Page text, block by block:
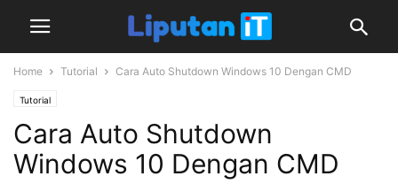
Home Tutorial Cara Auto Shutdown Windows 10 Dengan CMD
Tutorial
Cara Auto Shutdown
Windows 10 Dengan CMD